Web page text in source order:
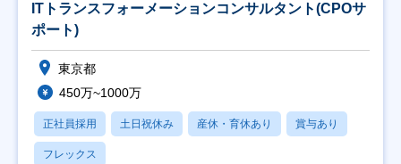
ITトランスフォーメーションコンサルタント(CPOサ
ポート)
東京都
450万~1000万
正社員採用 土日祝休み 産休・育休あり 賞与あり
フレックス